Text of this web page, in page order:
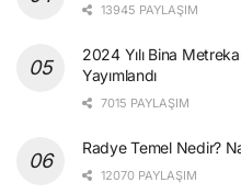
13945 PAYLAŞIM
2024 Yılı Bina
Yayımlandı
7015 PAYLAŞIM
Radye Temel Nedir?
12070 PAYLAŞIM